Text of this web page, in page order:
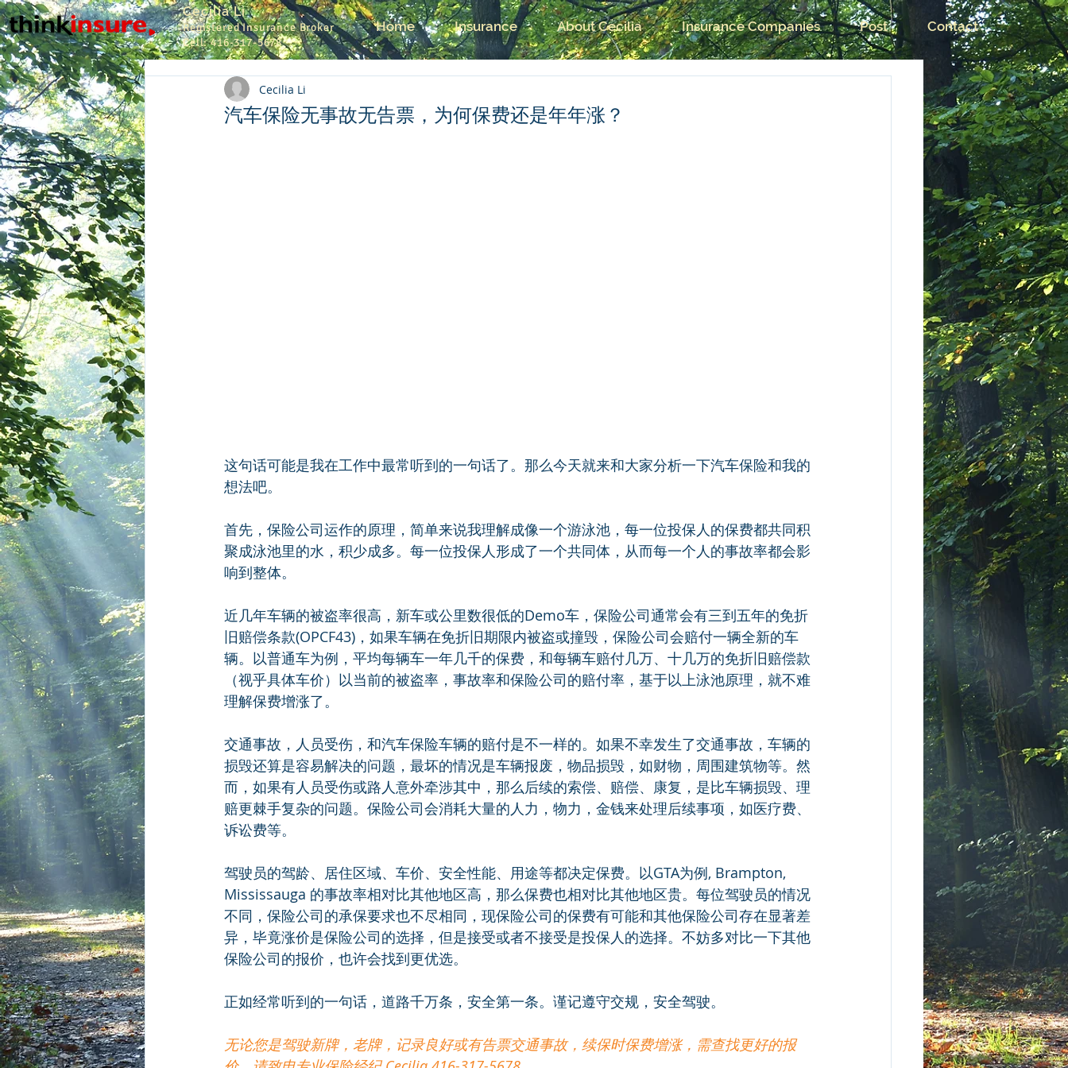
Cecilia Li
Registered Insurance Broker
Cell: 416-317-5678
Home Insurance About Cecilia Insurance Companies Post Contact
汽车保险无事故无告票，为何保费还是年年涨？
Cecilia Li
这句话可能是我在工作中最常听到的一句话了。那么今天就来和大家分析一下汽车保险和我的
想法吧。
首先，保险公司运作的原理，简单来说我理解成像一个游泳池，每一位投保人的保费都共同积
聚成泳池里的水，积少成多。每一位投保人形成了一个共同体，从而每一个人的事故率都会影
响到整体。
近几年车辆的被盗率很高，新车或公里数很低的Demo车，保险公司通常会有三到五年的免折
旧赔偿条款(OPCF43)，如果车辆在免折旧期限内被盗或撞毁，保险公司会赔付一辆全新的车
辆。以普通车为例，平均每辆车一年几千的保费，和每辆车赔付几万、十几万的免折旧赔偿款
（视乎具体车价）以当前的被盗率，事故率和保险公司的赔付率，基于以上泳池原理，就不难
理解保费增涨了。
交通事故，人员受伤，和汽车保险车辆的赔付是不一样的。如果不幸发生了交通事故，车辆的
损毁还算是容易解决的问题，最坏的情况是车辆报废，物品损毁，如财物，周围建筑物等。然
而，如果有人员受伤或路人意外牵涉其中，那么后续的索偿、赔偿、康复，是比车辆损毁、理
赔更棘手复杂的问题。保险公司会消耗大量的人力，物力，金钱来处理后续事项，如医疗费、
诉讼费等。
驾驶员的驾龄、居住区域、车价、安全性能、用途等都决定保费。以GTA为例, Brampton,
Mississauga 的事故率相对比其他地区高，那么保费也相对比其他地区贵。每位驾驶员的情况
不同，保险公司的承保要求也不尽相同，现保险公司的保费有可能和其他保险公司存在显著差
异，毕竟涨价是保险公司的选择，但是接受或者不接受是投保人的选择。不妨多对比一下其他
保险公司的报价，也许会找到更优选。
正如经常听到的一句话，道路千万条，安全第一条。谨记遵守交规，安全驾驶。
无论您是驾驶新牌，老牌，记录良好或有告票交通事故，续保时保费增涨，需查找更好的报